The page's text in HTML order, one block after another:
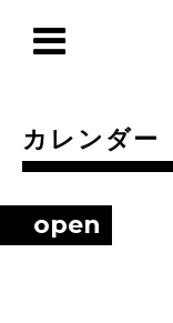
カレンダー
open